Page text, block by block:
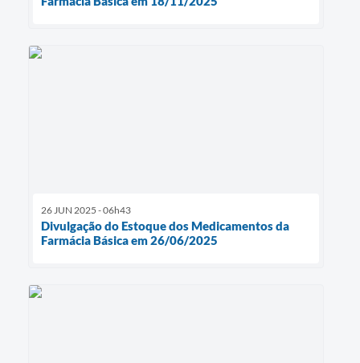
26 JUN 2025 - 06h43
Divulgação do Estoque dos Medicamentos da
Farmácia Básica em 26/06/2025